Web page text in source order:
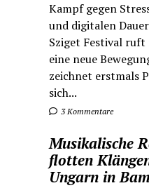
Kampf gegen
und digitalen
Sziget Festival ruft
eine neue
zeichnet erstmals
sich...
3 Kommentare
Musikalische
flotten
Ungarn in